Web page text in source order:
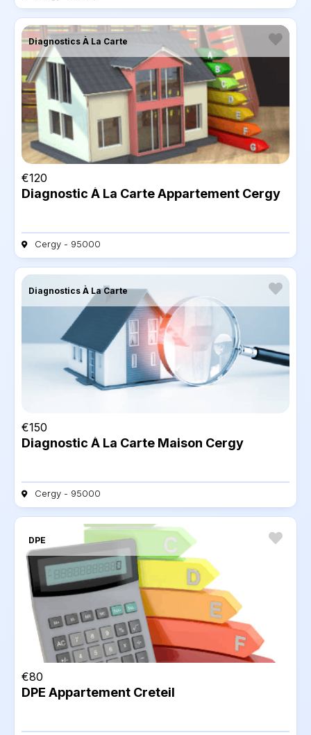
Diagnostics À La Carte
€120
Diagnostic À La Carte Appartement Cergy
Cergy - 95000
Diagnostics À La Carte
€150
Diagnostic À La Carte Maison Cergy
Cergy - 95000
DPE
€80
DPE Appartement Creteil